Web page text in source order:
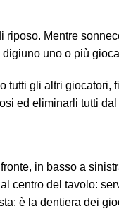
Mentre
uno o più
tutti gli altri
ed eliminarli tutti dal
in basso a
centro del tavolo:
è la dentiera dei